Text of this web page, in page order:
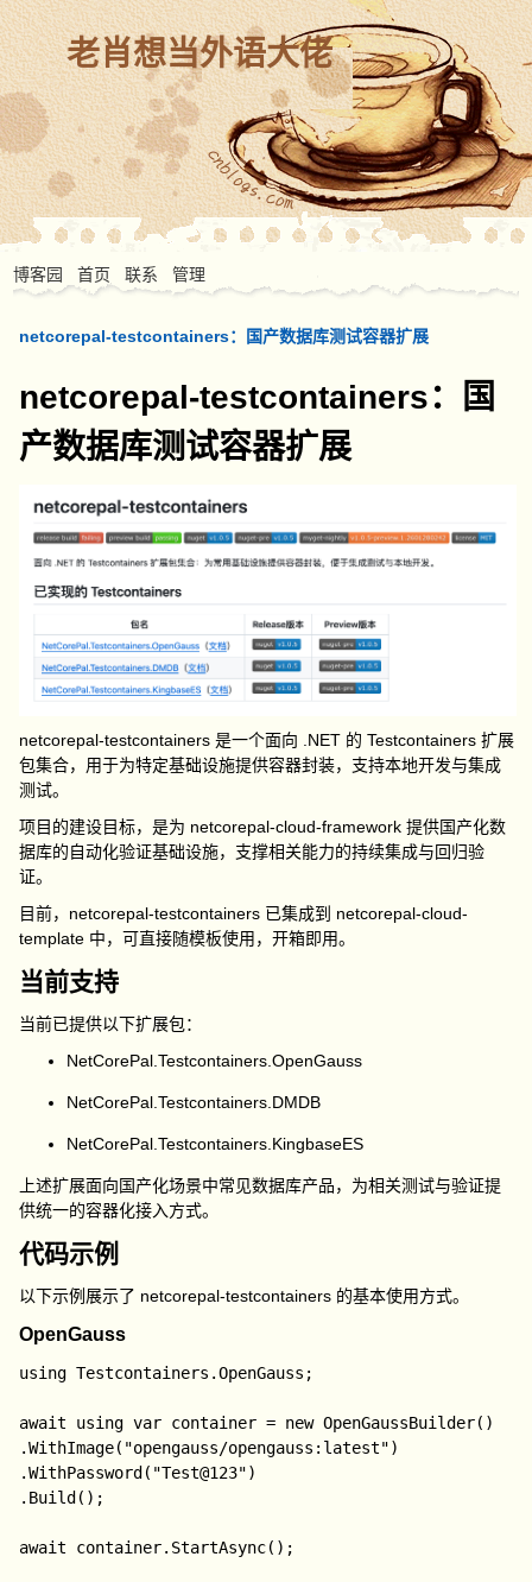
老肖想当外语大佬
博客园 首页 联系 管理
netcorepal-testcontainers：国产数据库测试容器扩展
netcorepal-testcontainers：国
产数据库测试容器扩展
netcorepal-testcontainers 是一个面向 .NET 的Testcontainers 扩展
包集合，用于为特定基础设施提供容器封装，支持本地开发与集成
测试。
项目的建设目标，是为 netcorepal-cloud-framework 提供国产化数
据库的自动化验证基础设施，支撑相关能力的持续集成与回归验
证。
目前， netcorepal-testcontainers 已集成到 netcorepal-cloud-
template 中，可直接随模板使用，开箱即用。
当前支持
当前已提供以下扩展包：
NetCorePal.Testcontainers.OpenGauss
NetCorePal.Testcontainers.DMDB
NetCorePal.Testcontainers.KingbaseES
上述扩展面向国产化场景中常见数据库产品，为相关测试与验证提
供统一的容器化接入方式。
代码示例
以下示例展示了 netcorepal-testcontainers 的基本使用方式。
OpenGauss
using Testcontainers.OpenGauss;
await using var container = new OpenGaussBuilder()
.WithImage("opengauss/opengauss:latest")
.WithPassword("Test@123")
.Build();
await container.StartAsync();